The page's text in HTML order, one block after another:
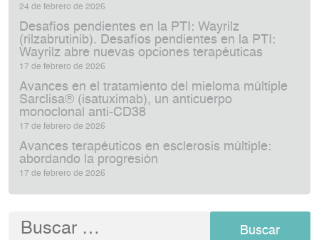
24 de febrero de 2026
Desafíos pendientes en la PTI: Wayrilz
(rilzabrutinib). Desafíos pendientes en la PTI:
Wayrilz abre nuevas opciones terapéuticas
17 de febrero de 2026
Avances en el tratamiento del mieloma múltiple
Sarclisa® (isatuximab), un anticuerpo
monoclonal anti‑CD38
17 de febrero de 2026
Avances terapéuticos en esclerosis múltiple:
abordando la progresión
17 de febrero de 2026
Buscar: